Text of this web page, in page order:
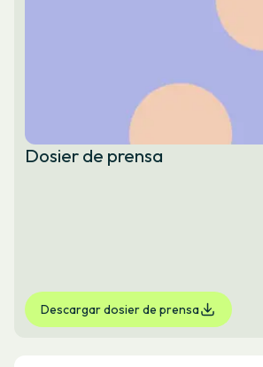
Dosier de prensa
Descargar dosier de prensa